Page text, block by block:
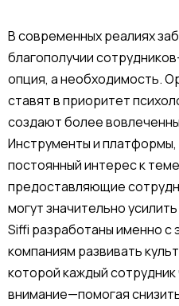
В современных реалиях
благополучии
опция, а необходимость.
ставят в приоритет
создают более
Инструменты и
постоянный интерес к
предоставляющие
могут значительно
Siffi разработаны именно
компаниям развивать
которой каждый
внимание—помогая